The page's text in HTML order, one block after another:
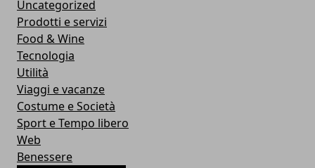
Uncategorized
Prodotti e servizi
Food & Wine
Tecnologia
Utilità
Viaggi e vacanze
Costume e Società
Sport e Tempo libero
Web
Benessere